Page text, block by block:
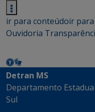
ir para conteúdoir
Ouvidoria
Detran MS
Departamento
Sul